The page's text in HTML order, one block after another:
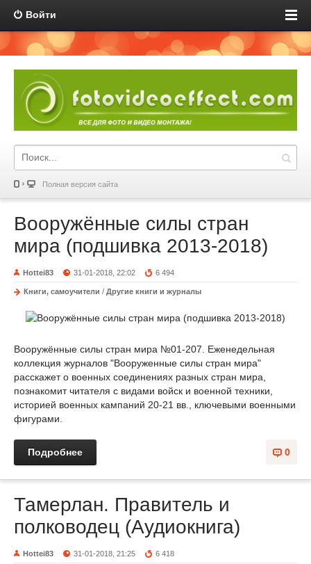
Войти
Полная версия сайта
Вооружённые силы стран
мира (подшивка 2013-2018)
Hottei83 31-01-2018, 22:02 6 494
Книги, самоучители / Другие книги и журналы
Вооружённые силы стран мира №01-207. Еженедельная
коллекция журналов "Вооруженные силы стран мира"
расскажет о военных соединениях разных стран мира,
познакомит читателя с видами войск и военной техники,
историей военных кампаний 20-21 вв., ключевыми военными
фигурами.
0
Подробнее
Тамерлан. Правитель и
полководец (Аудиокнига)
Hottei83 31-01-2018, 21:25 6 418